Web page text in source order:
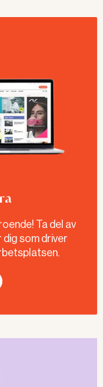
Ta del av
dig som driver